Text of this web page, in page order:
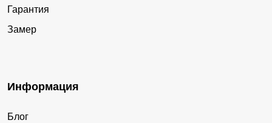
Гарантия
Замер
Информация
Блог